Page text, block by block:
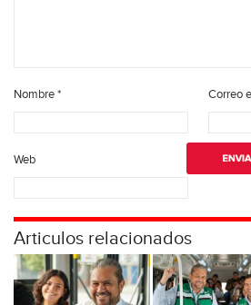
Nombre* Correo
Web
Articulos relacionados